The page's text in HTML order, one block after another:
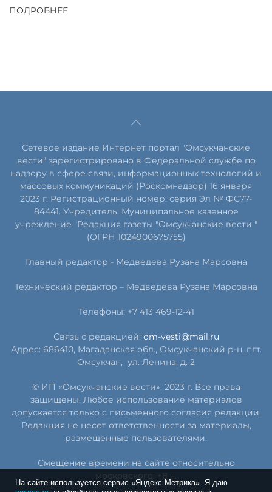
ПОДРОБНЕЕ
На сайте используется сервис «Яндекс Метрика». Я даю
Сетевое издание Интернет портал "Омсукчанские
вести" зарегистрировано в Федеральной службе по
надзору в сфере связи, информационных технологий и
массовых коммуникаций (Роскомнадзор) 16 января
2023 г. Регистрационный номер: серия Эл № ФС77-
84441. Учредитель: Муниципальное казенное
учреждение "Редакция газеты "Омсукчанские вести "
(ОГРН 1024900675755)
Главный редактор - Медведева Рузана Марсовна
Технический редактор – Медведева Рузана Марсовна
Телефоны: +7 413 469-12-41
Связь с редакцией: om-vesti@mail.ru
Адрес: 686410, Магаданская обл., Омсукчанский р-н, пгт.
Омсукчан, ул. Ленина, д. 2
© ИП «Омсукчанские вести», 2023 г. Все права
защищены. Любое использование материалов
допускается только с письменного согласия редакции.
Редакция не несет ответственности за материалы,
размещенные пользователями.
Смещение времени на сайте относительно
московского: +8 ч.